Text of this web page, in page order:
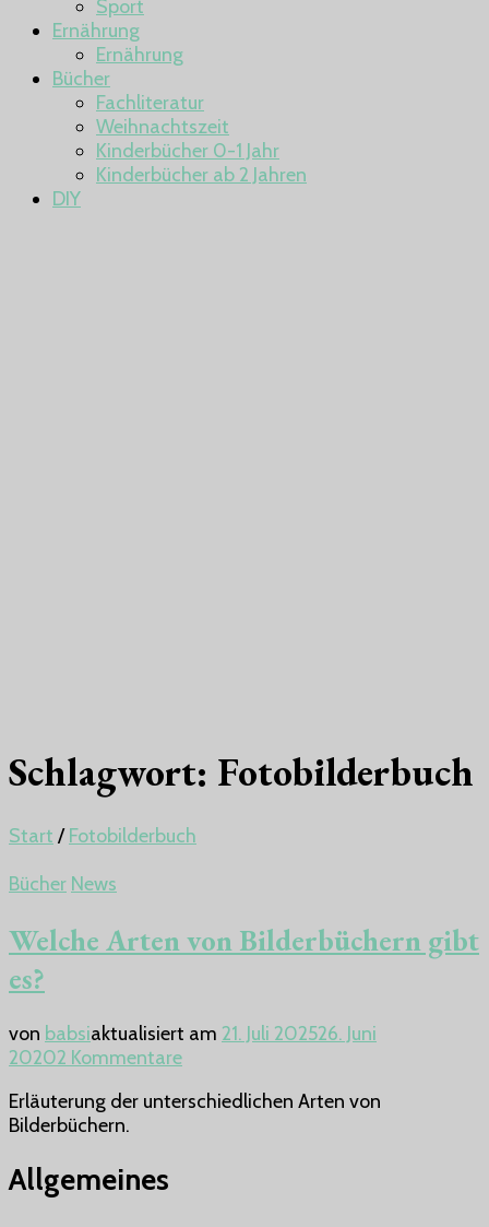
Sport
Ernährung
Ernährung
Bücher
Fachliteratur
Weihnachtszeit
Kinderbücher 0-1 Jahr
Kinderbücher ab 2 Jahren
DIY
Schlagwort: Fotobilderbuch
Start / Fotobilderbuch
Bücher News
Welche Arten von Bilderbüchern gibt
es?
von babsiaktualisiert am 21. Juli 202526. Juni
20202 Kommentarezu
Arten
Erläuterung der unterschiedlichen Arten von
Bilderbüchern.
Allgemeines